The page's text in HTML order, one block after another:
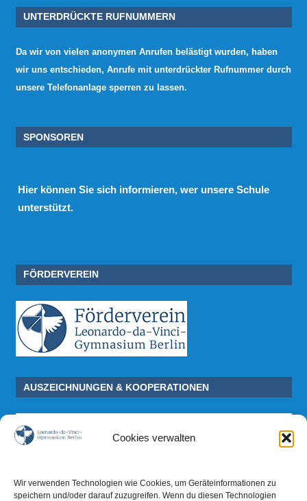
Cookies verwalten
Wir verwenden Technologien wie Cookies, um Geräteinformationen zu
speichern und/oder darauf zuzugreifen. Wenn du diesen Technologien
UNTERDRÜCKTE RUFNUMMERN
Da wir von vielen anonymen Anrufen belästigt wurden, haben
wir uns entschieden, Anrufe mit unterdrückter Rufnummer durch
unsere Telefonanlage sperren zu lassen.
SPONSOREN
Hier können Sie sich informieren, wer unsere Schule
unterstützt.
FÖRDERVEREIN
AUSZEICHNUNGEN & KOOPERATIONEN